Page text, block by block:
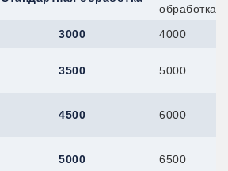
обработка
3000
4000
3500 5000
4500 6000
5000 6500